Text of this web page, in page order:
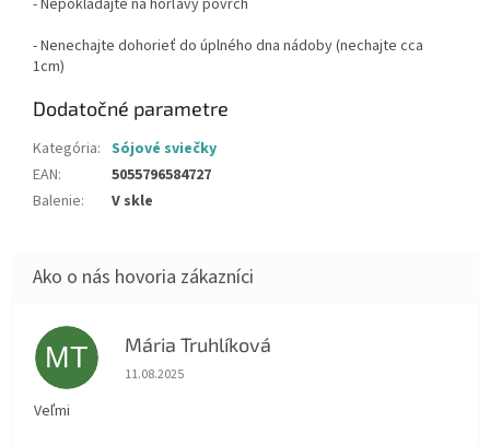
- Nepokladajte na horľavý povrch
- Nenechajte dohorieť do úplného dna nádoby (nechajte cca
1cm)
Dodatočné parametre
Kategória: Sójové sviečky
EAN:
5055796584727
Balenie: V skle
MT Mária Truhlíková
Hodnotenie obchodu je 5 z 5 hviezdičiek.
11.08.2025
Veľmi